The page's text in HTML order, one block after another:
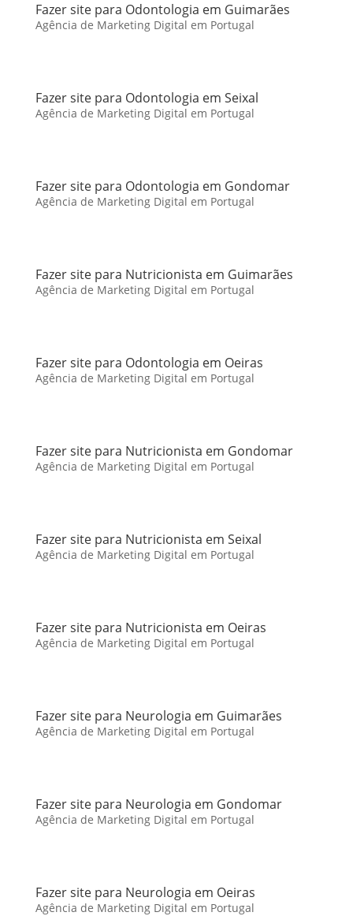
Fazer site para Odontologia em Guimarães
Agência de Marketing Digital em Portugal
Fazer site para Odontologia em Seixal
Agência de Marketing Digital em Portugal
Fazer site para Odontologia em Gondomar
Agência de Marketing Digital em Portugal
Fazer site para Nutricionista em Guimarães
Agência de Marketing Digital em Portugal
Fazer site para Odontologia em Oeiras
Agência de Marketing Digital em Portugal
Fazer site para Nutricionista em Gondomar
Agência de Marketing Digital em Portugal
Fazer site para Nutricionista em Seixal
Agência de Marketing Digital em Portugal
Fazer site para Nutricionista em Oeiras
Agência de Marketing Digital em Portugal
Fazer site para Neurologia em Guimarães
Agência de Marketing Digital em Portugal
Fazer site para Neurologia em Gondomar
Agência de Marketing Digital em Portugal
Fazer site para Neurologia em Oeiras
Agência de Marketing Digital em Portugal